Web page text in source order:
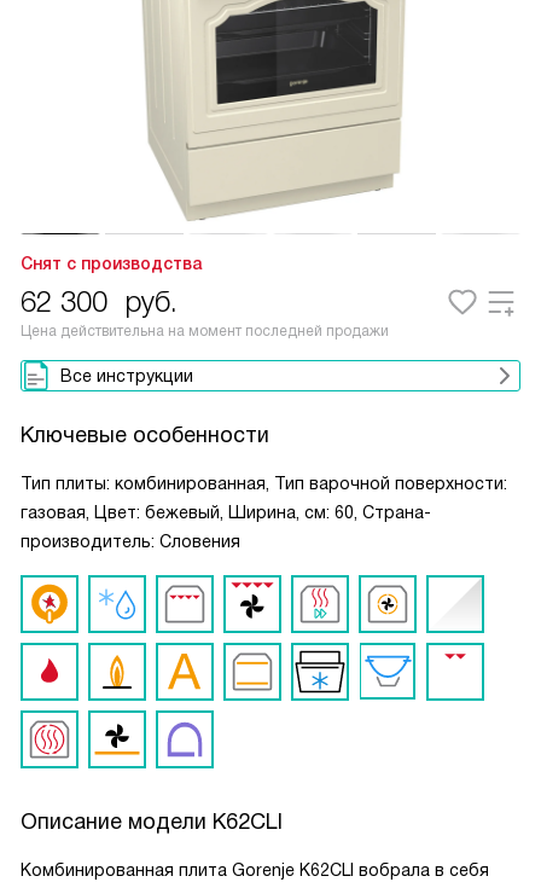
Снят с производства
62 300 руб.
Цена действительна на момент последней продажи
Все инструкции
Ключевые особенности
Тип плиты: комбинированная, Тип варочной поверхности:
газовая, Цвет: бежевый, Ширина, см: 60, Страна-
производитель: Словения
Описание модели K62CLI
Комбинированная плита Gorenje K62CLI вобрала в себя